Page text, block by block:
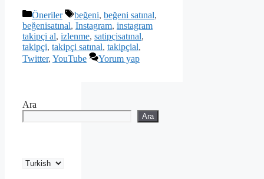
Kategoriler
Öneriler Etiketler
beğeni, beğeni satınal,
beğenisatınal, Instagram, instagram
takipçi al, izlenme, satipçisatınal,
takipçi, takipçi satınal, takipçial,
Twitter, YouTube Yorum yap
Ara
Ara